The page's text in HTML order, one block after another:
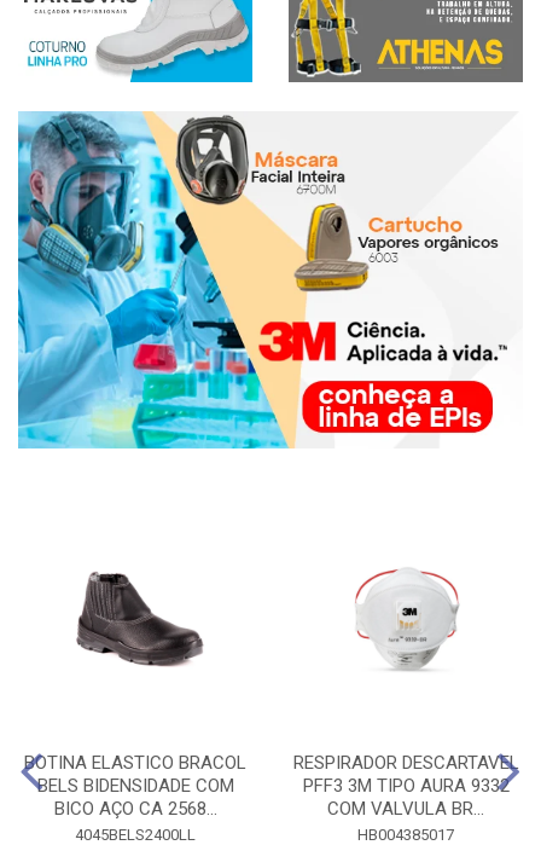
BOTINA ELASTICO BRACOL
BELS BIDENSIDADE COM
BICO AÇO CA 2568...
4045BELS2400LL
RESPIRADOR DESCARTAVEL
PFF3 3M TIPO AURA 9332
COM VALVULA BR...
HB004385017